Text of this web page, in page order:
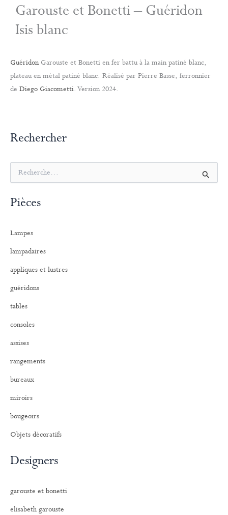
Garouste et Bonetti – Guéridon
Isis blanc
Guéridon Garouste et Bonetti en fer battu à la main patiné blanc,
plateau en métal patiné blanc. Réalisé par Pierre Basse, ferronnier
de Diego Giacometti. Version 2024.
Rechercher
e
h
c
e
:
Pièces
Lampes
lampadaires
appliques et lustres
guéridons
tables
consoles
assises
rangements
bureaux
miroirs
bougeoirs
Objets décoratifs
Designers
garouste et bonetti
elisabeth garouste